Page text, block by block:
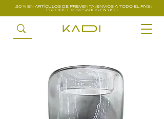
20 % EN ARTÍCULOS DE PREVENTA /ENVIOS A TODO EL PAIS /
PRECIOS EXPRESADOS EN USD